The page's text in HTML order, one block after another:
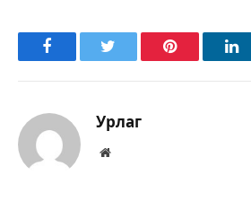
FacebookTwitter Pinterest
Урлаг
Вэбсайт